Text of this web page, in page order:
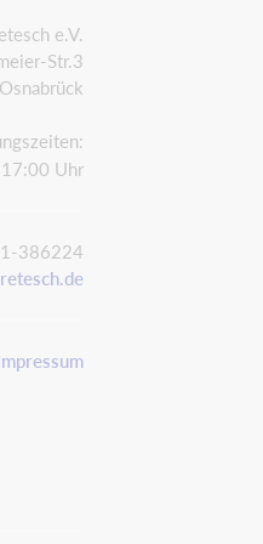
e.V.
Str.3
Uhr
386224